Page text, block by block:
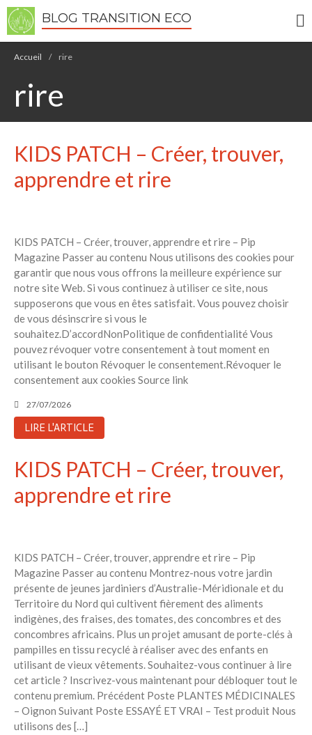
Développement durable
Permaculture
🌿Recettes Bio DIY
Recent Posts
6 éco-actions faciles à prendre
avec vos enfants
Réduire les déchets : votre
guide pour les citoyens et les
électeurs
Toits verts | Association
Utiliser l’apprentissage
automatique pour prédire le
succès d’une invasion – The
Recent Comments
Aucun commentaire à afficher.
BLOG TRANSITION ECO
Accueil / rire
rire
KIDS PATCH – Créer, trouver,
apprendre et rire
KIDS PATCH – Créer, trouver, apprendre et rire – Pip
Magazine Passer au contenu Nous utilisons des cookies pour
garantir que nous vous offrons la meilleure expérience sur
notre site Web. Si vous continuez à utiliser ce site, nous
supposerons que vous en êtes satisfait. Vous pouvez choisir
de vous désinscrire si vous le
souhaitez.D’accordNonPolitique de confidentialité Vous
pouvez révoquer votre consentement à tout moment en
utilisant le bouton Révoquer le consentement.Révoquer le
consentement aux cookies Source link
27/07/2026
LIRE L'ARTICLE
KIDS PATCH – Créer, trouver,
apprendre et rire
KIDS PATCH – Créer, trouver, apprendre et rire – Pip
Magazine Passer au contenu Montrez-nous votre jardin
présente de jeunes jardiniers d’Australie-Méridionale et du
Territoire du Nord qui cultivent fièrement des aliments
indigènes, des fraises, des tomates, des concombres et des
concombres africains. Plus un projet amusant de porte-clés à
pampilles en tissu recyclé à réaliser avec des enfants en
utilisant de vieux vêtements. Souhaitez-vous continuer à lire
cet article ? Inscrivez-vous maintenant pour débloquer tout le
contenu premium. Précédent Poste PLANTES MÉDICINALES
– Oignon Suivant Poste ESSAYÉ ET VRAI – Test produit Nous
utilisons des […]